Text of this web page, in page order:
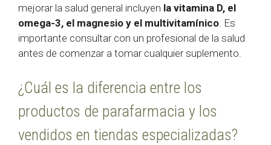
mejorar la salud general incluyen la vitamina D, el
omega-3, el magnesio y el multivitamínico . Es
importante consultar con un profesional de la salud
antes de comenzar a tomar cualquier suplemento.
¿Cuál es la diferencia entre los
productos de parafarmacia y los
vendidos en tiendas especializadas?